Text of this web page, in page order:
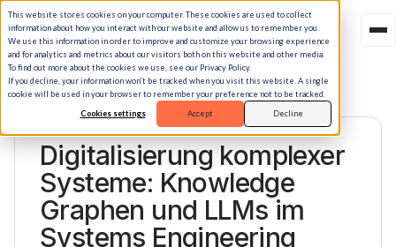
This website stores cookies on your computer. These cookies are used to collect
information about how you interact with our website and allow us to remember you.
We use this information in order to improve and customize your browsing experience
and for analytics and metrics about our visitors both on this website and other media.
To find out more about the cookies we use, see our Privacy Policy.
If you decline, your information won’t be tracked when you visit this website. A single
cookie will be used in your browser to remember your preference not to be tracked.
Cookies settings Accept Decline
Digitalisierung komplexer
Systeme: Knowledge
Graphen und LLMs im
Systems Engineering